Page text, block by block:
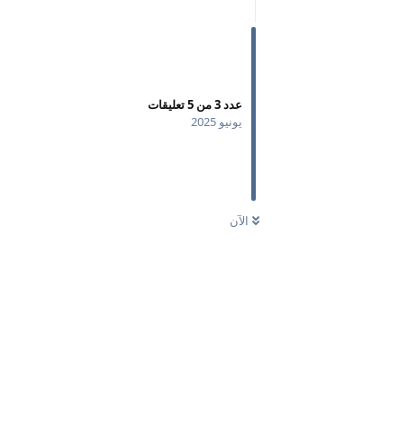
عدد3من 5تعليقات
يونيو 2025
الآن